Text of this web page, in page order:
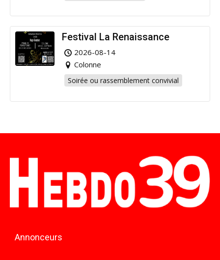
Festival La Renaissance
2026-08-14
Colonne
Soirée ou rassemblement convivial